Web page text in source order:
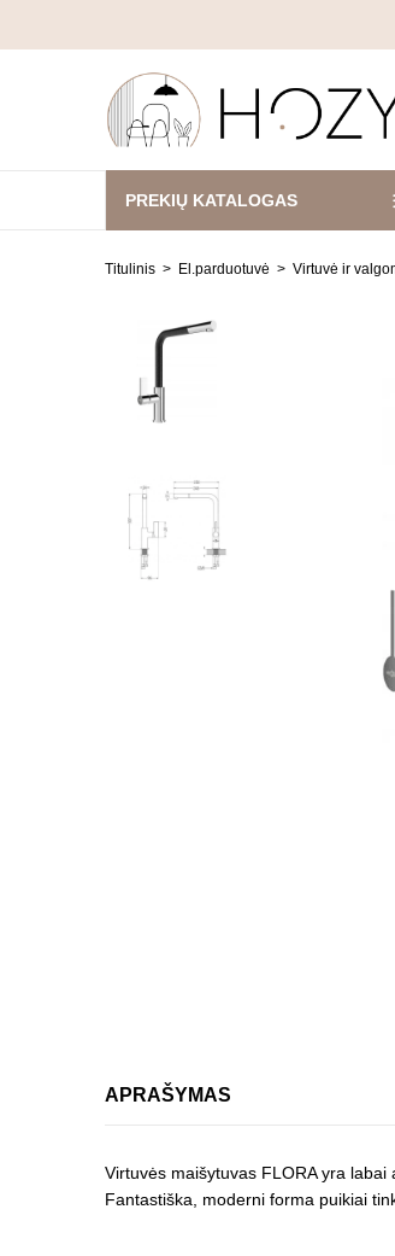
PREKIŲ KATALOGAS
Titulinis El.parduotuvė Virtuvė ir
APRAŠYMAS
Virtuvės maišytuvas FLORA yra
Fantastiška, moderni forma puikiai